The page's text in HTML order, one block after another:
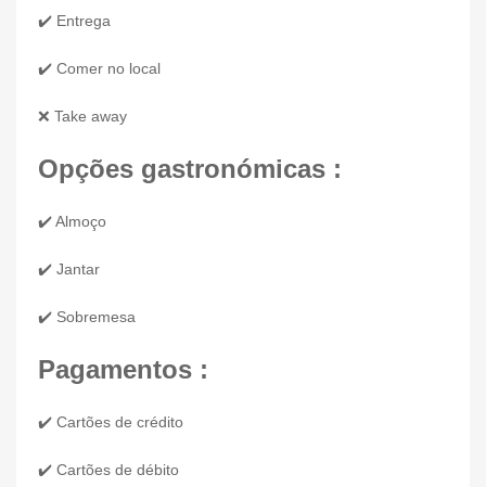
✔️ Entrega
✔️ Comer no local
❌ Take away
Opções gastronómicas :
✔️ Almoço
✔️ Jantar
✔️ Sobremesa
Pagamentos :
✔️ Cartões de crédito
✔️ Cartões de débito